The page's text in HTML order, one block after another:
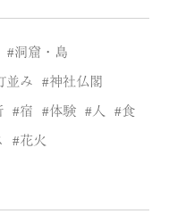
洞窟・島
並み 神社仏閣
宿 体験 人 食
花火